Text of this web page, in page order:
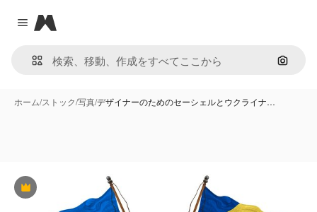
Close menu
Magnific
画像で
ホーム/ストック/写真/デザイナーのためのセーシェルとウクライナ…
Premium